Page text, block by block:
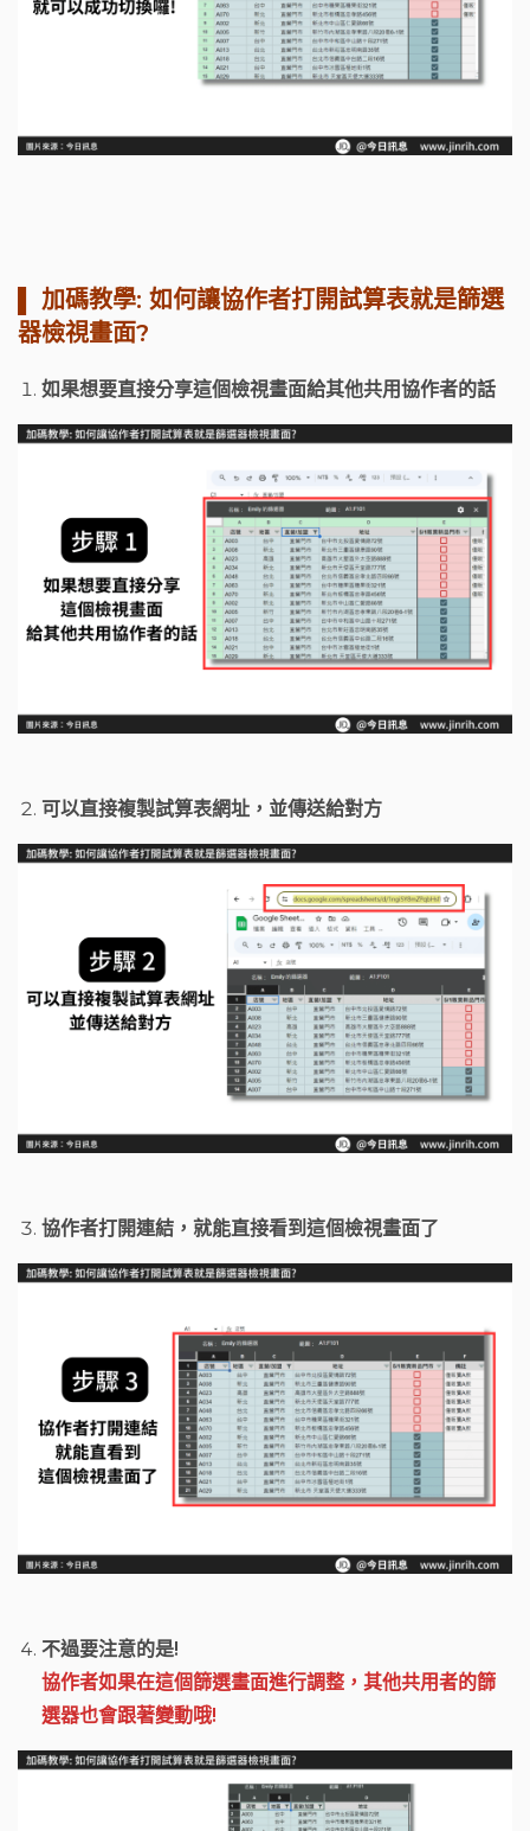
▌ 加碼教學: 如何讓協作者打開試算表就是篩選
器檢視畫面?
如果想要直接分享這個檢視畫面給其他共用協作者的話
可以直接複製試算表網址，並傳送給對方
協作者打開連結，就能直接看到這個檢視畫面了
不過要注意的是!
協作者如果在這個篩選畫面進行調整，其他共用者的篩
選器也會跟著變動哦!